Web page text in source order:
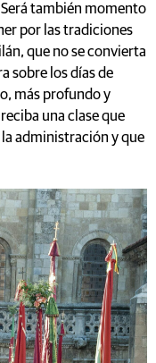
también momento
por las tradiciones
que no se convierta
sobre los días de
más profundo y
una clase que
administración y que